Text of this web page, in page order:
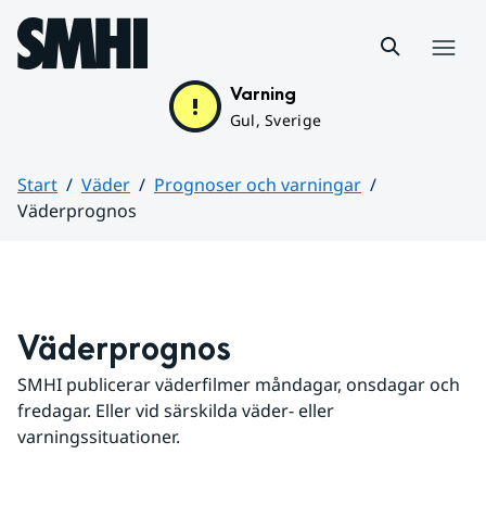
Hoppa till sidans innehåll
Varning
Gul, Sverige
Start Väder
Prognoser och varningar
Väderprognos
Väderprognos
SMHI publicerar väderfilmer måndagar, onsdagar och
fredagar. Eller vid särskilda väder- eller
varningssituationer.